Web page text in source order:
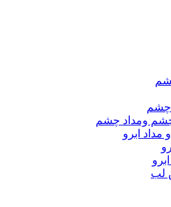
چشم
ومداد چشم
مداد ابرو
لب